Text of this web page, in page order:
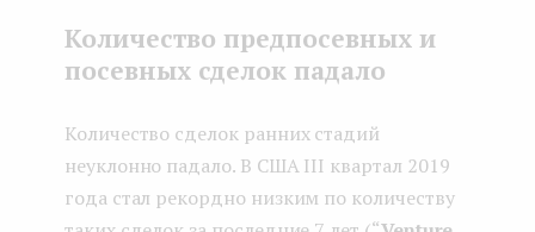
Количество предпосевных и
посевных сделок падало
Количество сделок ранних стадий
неуклонно падало. В США III квартал 2019
года стал рекордно низким по количеству